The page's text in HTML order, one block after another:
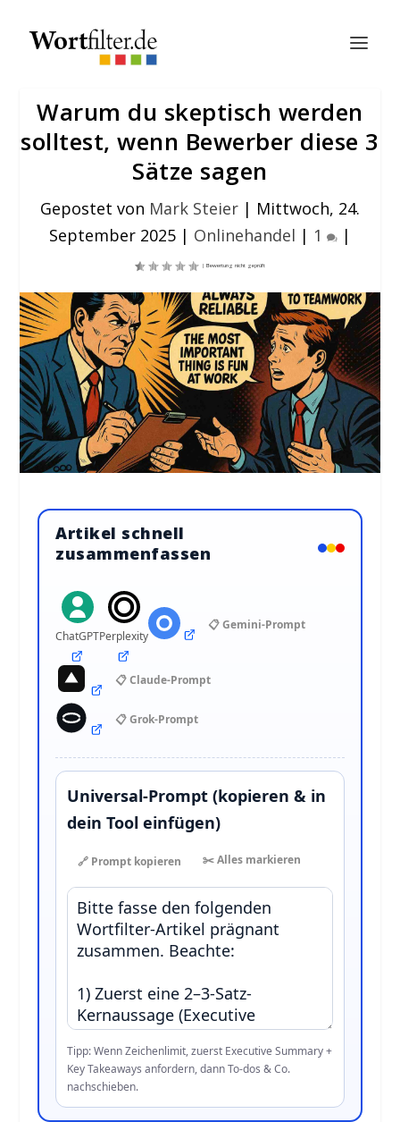
Warum du skeptisch werden
solltest, wenn Bewerber diese 3
Sätze sagen
Gepostet von Mark Steier | Mittwoch, 24.
September 2025 | Onlinehandel | 1 |
Artikel schnell
zusammenfassen
ChatGPTPerplexity
📋 Gemini-Prompt
📋 Claude-Prompt
📋 Grok-Prompt
Universal-Prompt (kopieren & in
dein Tool einfügen)
🔗 Prompt kopieren ✂️ Alles markieren
Tipp: Wenn Zeichenlimit, zuerst Executive Summary +
Key Takeaways anfordern, dann To-dos & Co.
nachschieben.